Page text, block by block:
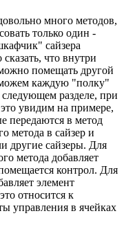
много методов,
только один -
сайзера
что внутри
помещать другой
каждую "полку"
следующем разделе, при
увидим на примере,
передаются в метод
метода в сайзер и
другие сайзеры. Для
метода добавляет
контрол. Для
элемент
относится к
управления в ячейках